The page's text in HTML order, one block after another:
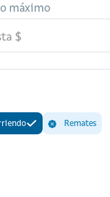
máximo
Remates